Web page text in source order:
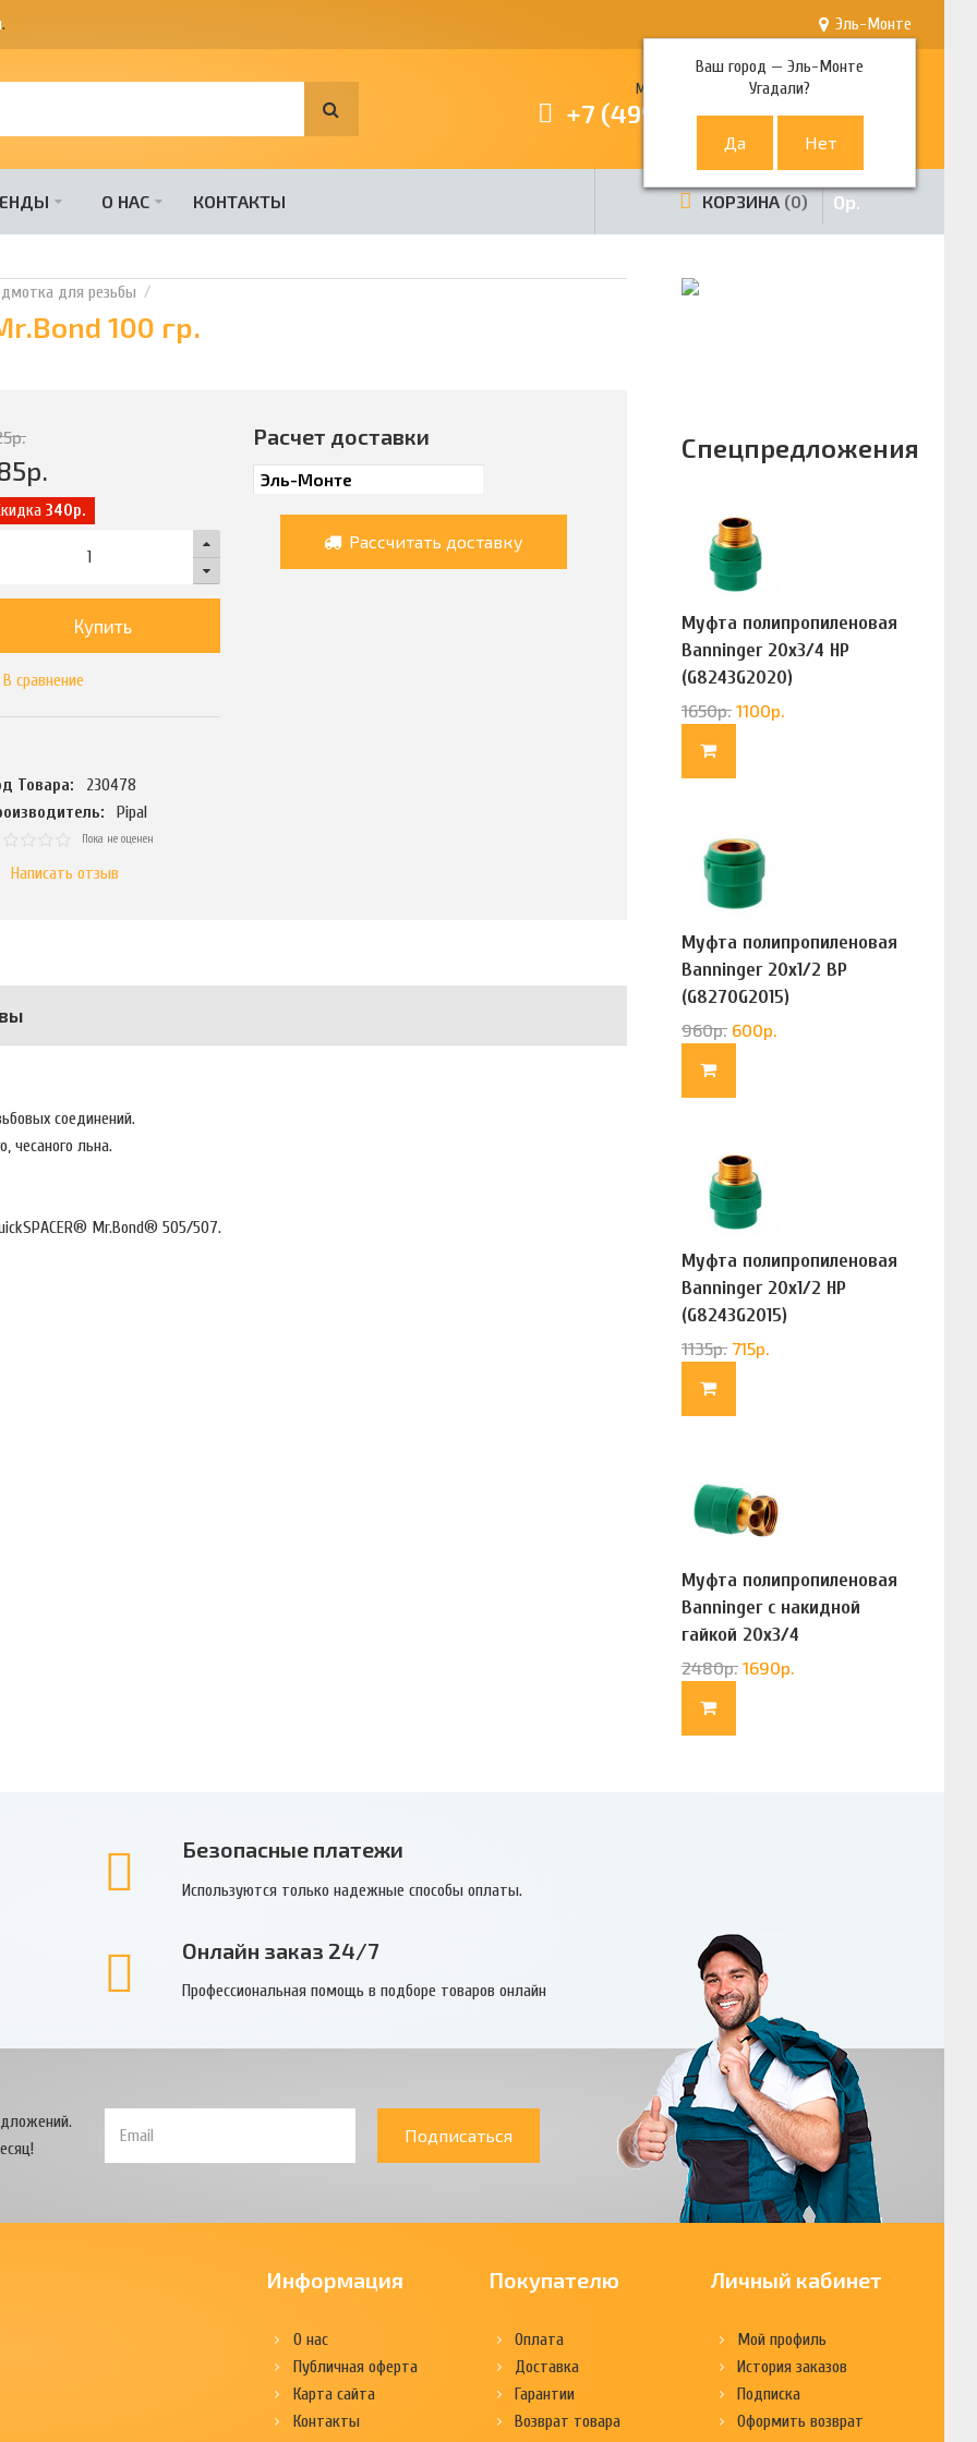
. Эль-Монте
Ваш город —Эль-Монте
Угадали?
Многоканальный телефон
+7 (499) 380-80-80
О НАС КОНТАКТЫ КОРЗИНА 0 0р.
для резьбы
100 гр.
р.
р.
340р.
Купить
В сравнение
Товара:
230478
Pipal
Пока не оценен
Написать отзыв
Расчет доставки
Рассчитать доставку
соединений.
чeсaнoгo льнa.
Mr.Bond® 505/507.
Спецпредложения
Муфта полипропиленовая
Banninger 20х3/4 НР
(G8243G2020)
1650р. 1100р.
Муфта полипропиленовая
Banninger 20х1/2 ВР
(G8270G2015)
960р. 600р.
Муфта полипропиленовая
Banninger 20х1/2 НР
(G8243G2015)
1135р. 715р.
Муфта полипропиленовая
Banninger с накидной
гайкой 20х3/4
(G83322020)
2480р. 1690р.
Безопасные платежи
Используются только надежные способы оплаты.
Онлайн заказ 24/7
Профессиональная помощь в подборе товаров онлайн
Подписаться
Информация
О нас
Публичная оферта
Карта сайта
Контакты
Покупателю
Оплата
Доставка
Гарантии
Возврат товара
Личный кабинет
Мой профиль
История заказов
Подписка
Оформить возврат